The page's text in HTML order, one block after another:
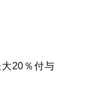
20％付与